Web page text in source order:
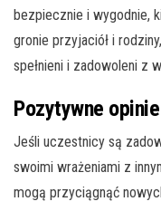
bezpiecznie i wygodnie,
gronie przyjaciół i
spełnieni i zadowoleni z
Pozytywne
Jeśli uczestnicy są
swoimi wrażeniami z
mogą przyciągnąć